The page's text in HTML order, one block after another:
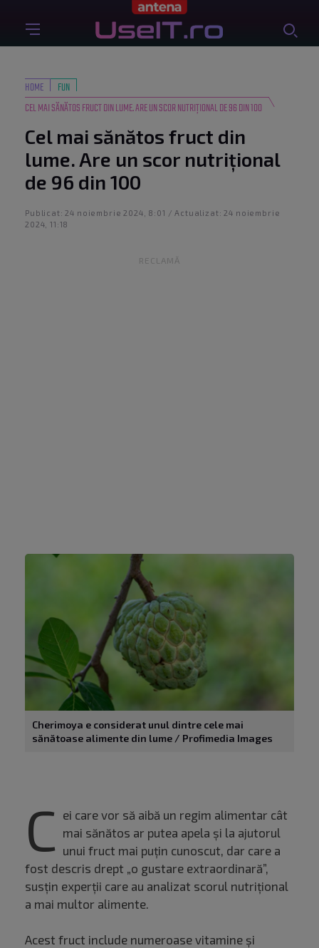
HOME
FUN
CEL MAI SĂNĂTOS FRUCT DIN LUME. ARE UN SCOR NUTRIȚIONAL DE 96 DIN 100
Cel mai sănătos fruct din
lume. Are un scor nutrițional
de 96 din 100
Publicat: 24 noiembrie 2024, 8:01 / Actualizat: 24 noiembrie
2024, 11:18
RECLAMĂ
Cherimoya e considerat unul dintre cele mai
sănătoase alimente din lume / Profimedia Images
C ei care vor să aibă un regim alimentar cât
mai sănătos ar putea apela și la ajutorul
unui fruct mai puțin cunoscut, dar care a
fost descris drept „o gustare extraordinară”,
susțin experții care au analizat scorul nutrițional
a mai multor alimente.
Acest fruct include numeroase vitamine și